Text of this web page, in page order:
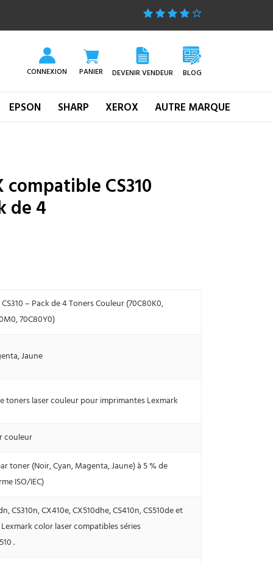
CONNEXION PANIER DEVENIR VENDEUR BLOG
EPSON SHARP XEROX AUTRE MARQUE
compatible CS310
de 4
– Pack de 4 Toners Couleur (70C80K0,
70C80Y0)
Jaune
toners laser couleur pour imprimantes Lexmark
couleur
toner (Noir, Cyan, Magenta, Jaune) à 5 % de
ISO/IEC)
CS310n, CX410e, CX510dhe, CS410n, CS510de et
color laser compatibles séries
.